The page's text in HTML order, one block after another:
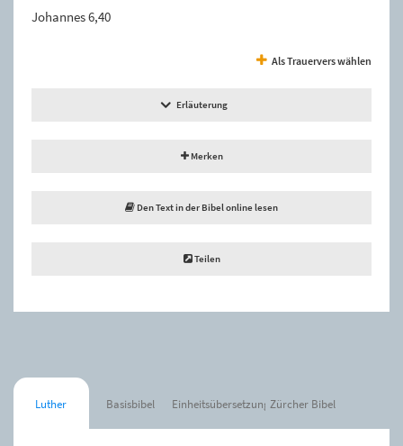
Johannes 6,40
Als Trauervers wählen
Erläuterung
Merken
Den Text in der Bibel online lesen
Teilen
Luther Basisbibel Einheitsübersetzung Zürcher Bibel